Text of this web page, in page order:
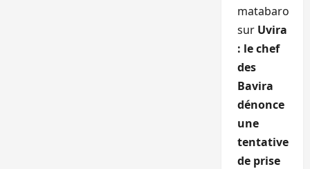
matabaro
sur Uvira
: le chef
des
Bavira
dénonce
une
tentative
de prise